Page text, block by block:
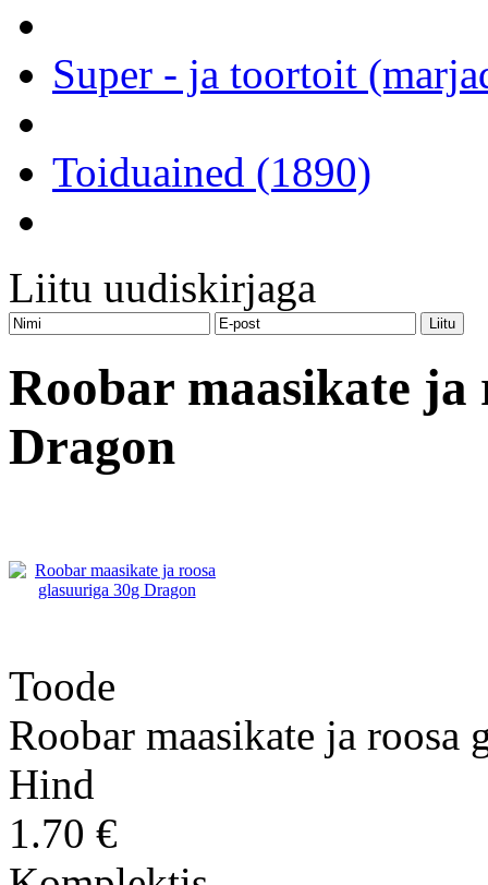
Super - ja toortoit
Toiduained (1890)
Liitu uudiskirjaga
Roobar maasikate ja
Dragon
Toode
Roobar maasikate ja roosa
Hind
1.70 €